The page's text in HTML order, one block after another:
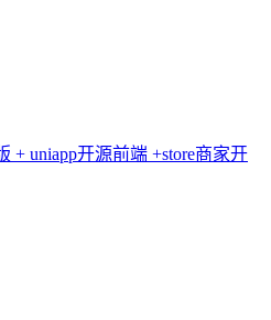
+ uniapp开源前端 +store商家开